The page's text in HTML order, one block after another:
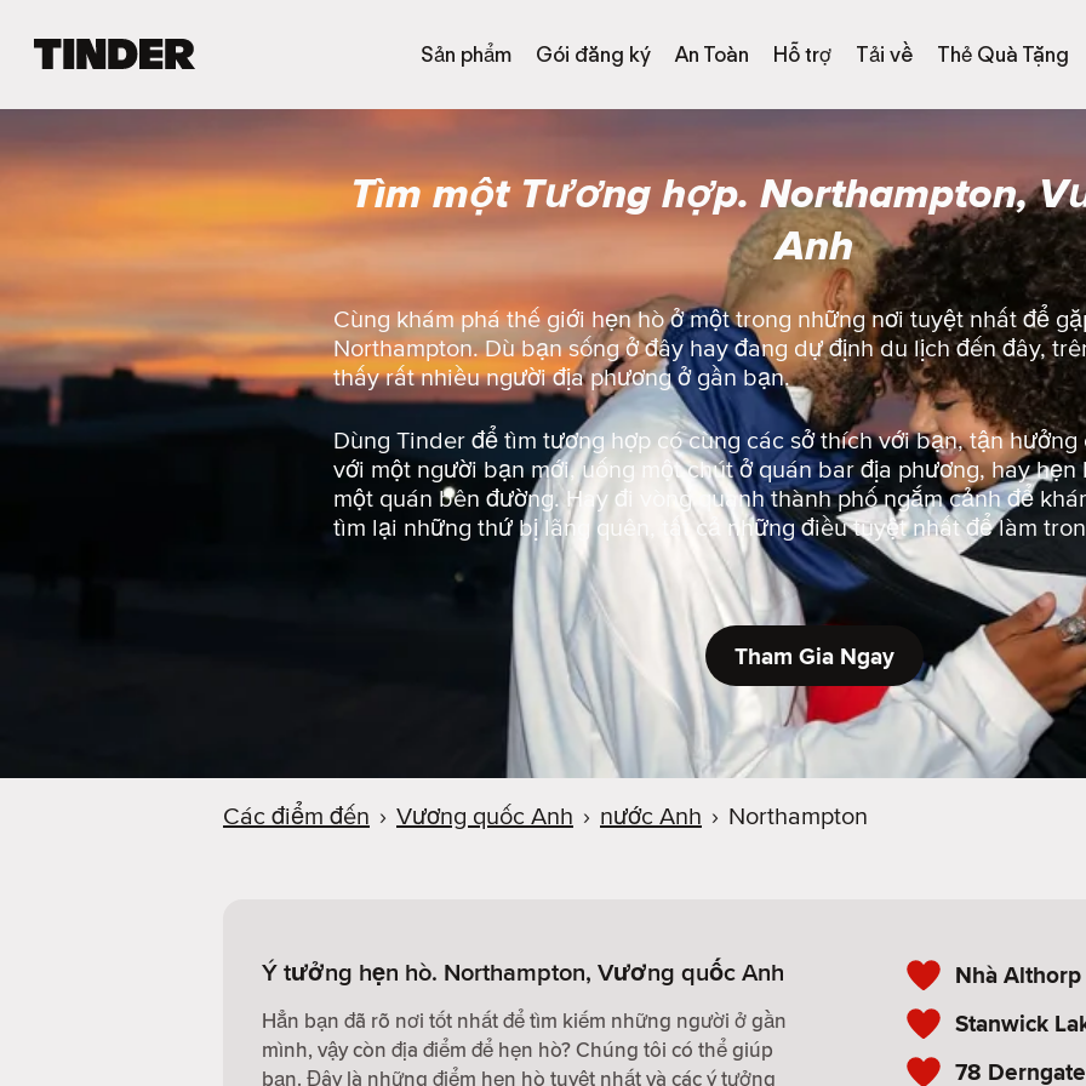
c
d
e
r
Sản phẩm Gói đăng ký An Toàn Hỗ trợ Tải về Thẻ Quà Tặng
Tìm một Tương hợp. Northampton,
Anh
Cùng khám phá thế giới hẹn hò ở một trong những nơi tuyệt nhất để
Northampton. Dù bạn sống ở đây hay đang dự định du lịch đến đây,
thấy rất nhiều người địa phương ở gần bạn.
Dùng Tinder để tìm tương hợp có cùng các sở thích với bạn, tận hưởng
với một người bạn mới, uống một chút ở quán bar địa phương, hay hẹn
một quán bên đường. Hay đi vòng quanh thành phố ngắm cảnh để
tìm lại những thứ bị lãng quên, tất cả những điều tuyệt nhất để làm
Tham Gia Ngay
Các điểm đến › Vương quốc Anh › nước Anh › Northampton
Ý tưởng hẹn hò. Northampton, Vương quốc Anh
Hẳn bạn đã rõ nơi tốt nhất để tìm kiếm những người ở gần
mình, vậy còn địa điểm để hẹn hò? Chúng tôi có thể giúp
bạn. Đây là những điểm hẹn hò tuyệt nhất và các ý tưởng
Nhà Althorp
Stanwick
78 Derngate